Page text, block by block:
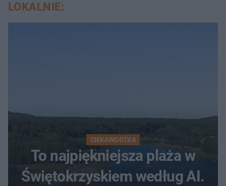
LOKALNIE:
CIEKAWOSTKA
To najpiękniejsza plaża w
Świętokrzyskiem według AI.